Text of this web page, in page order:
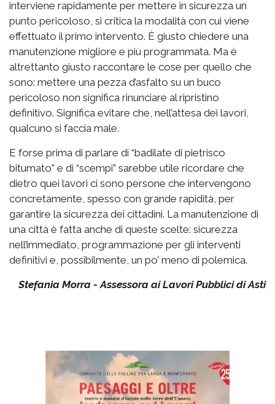
interviene rapidamente per mettere in sicurezza un
punto pericoloso, si critica la modalità con cui viene
effettuato il primo intervento. È giusto chiedere una
manutenzione migliore e più programmata. Ma è
altrettanto giusto raccontare le cose per quello che
sono: mettere una pezza d’asfalto su un buco
pericoloso non significa rinunciare al ripristino
definitivo. Significa evitare che, nell’attesa dei lavori,
qualcuno si faccia male.
E forse prima di parlare di “badilate di pietrisco
bitumato” e di “scempi” sarebbe utile ricordare che
dietro quei lavori ci sono persone che intervengono
concretamente, spesso con grande rapidità, per
garantire la sicurezza dei cittadini. La manutenzione di
una città è fatta anche di queste scelte: sicurezza
nell’immediato, programmazione per gli interventi
definitivi e, possibilmente, un po’ meno di polemica.
Stefania Morra - Assessora ai Lavori Pubblici di Asti